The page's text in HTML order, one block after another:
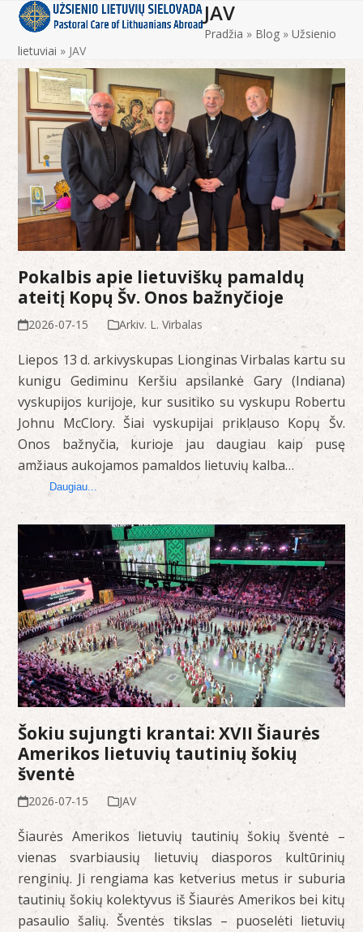
Skip
content
Open
mobile
menu
Close
mobile
menu
JAV
Pradžia » Blog »Užsienio
lietuviai » JAV
Pokalbis apie lietuviškų pamaldų
ateitį Kopų Šv. Onos bažnyčioje
2026-07-15 Arkiv. L. Virbalas
Liepos 13 d. arkivyskupas Lionginas Virbalas kartu su
kunigu Gediminu Keršiu apsilankė Gary (Indiana)
vyskupijos kurijoje, kur susitiko su vyskupu Robertu
Johnu McClory. Šiai vyskupijai priklauso Kopų Šv.
Onos bažnyčia, kurioje jau daugiau kaip pusę
amžiaus aukojamos pamaldos lietuvių kalba…
Daugiau...
Šokiu sujungti krantai: XVII Šiaurės
Amerikos lietuvių tautinių šokių
šventė
2026-07-15 JAV
Šiaurės Amerikos lietuvių tautinių šokių šventė –
vienas svarbiausių lietuvių diasporos kultūrinių
renginių. Ji rengiama kas ketverius metus ir suburia
tautinių šokių kolektyvus iš Šiaurės Amerikos bei kitų
pasaulio šalių. Šventės tikslas – puoselėti lietuvių